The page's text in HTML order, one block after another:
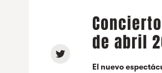
de abril
El nuevo